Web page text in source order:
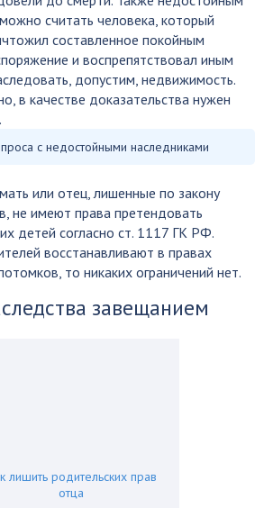
считать человека, который
составленное покойным
и воспрепятствовал иным
допустим, недвижимость.
в качестве доказательства нужен
с недостойными наследниками
или отец, лишенные по закону
не имеют права претендовать
детей согласно ст. 1117 ГК РФ.
восстанавливают в правах
то никаких ограничений нет.
завещанием
лишить родительских прав
отца